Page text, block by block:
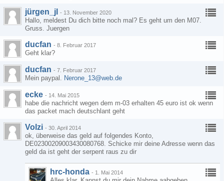
jürgen_jl - 13. November 2020
Hallo, meldest Du dich bitte noch mal? Es geht um den M07.
Gruss. Juergen
ducfan - 8. Februar 2017
Geht klar?
ducfan - 7. Februar 2017
Mein paypal. Nerone_13@web.de
ecke - 14. Mai 2015
habe die nachricht wegen dem m-03 erhalten 45 euro ist ok wenn
das packet mach deutschlant geht
Volzi - 30. April 2014
ok, überweise das geld auf folgendes Konto,
DE02300209003430080768. Schicke mir deine Adresse wenn das
geld da ist geht der serpent raus zu dir
hrc-honda - 1. Mai 2014